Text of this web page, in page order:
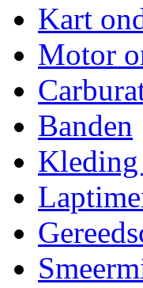
Kart
Motor
Banden
Kleding